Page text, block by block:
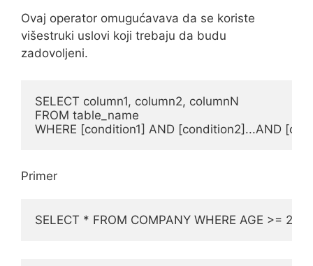
Ovaj operator omugućavava da se koriste
višestruki uslovi koji trebaju da budu
zadovoljeni.
SELECT column1, column2, columnN
FROM table_name
WHERE [condition1] AND [condition2]...AND
Primer
SELECT * FROM COMPANY WHERE AGE >= 25